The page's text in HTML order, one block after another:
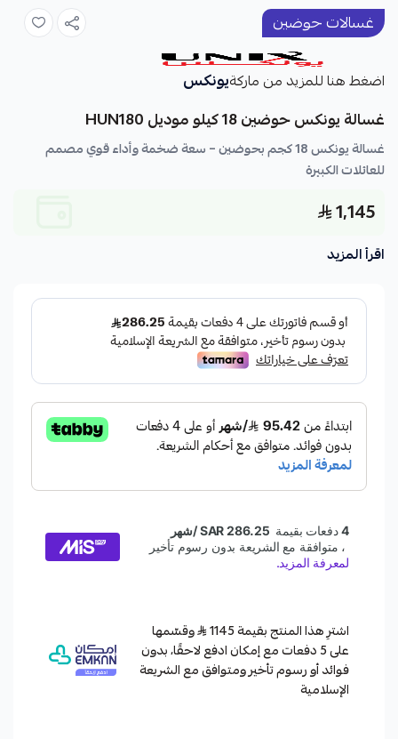
غسالات حوضين
اضغط هنا للمزيد من ماركةيونكس
غسالة يونكس حوضين 18 كيلو موديل HUN180
غسالة يونكس 18 كجم بحوضين – سعة ضخمة وأداء قوي مصمم
للعائلات الكبيرة
1,145
اقرأ المزيد
اشترِ هذا المنتج بقيمة 1145
وقسّمها
على 5 دفعات مع إمكان ادفع لاحقًا، بدون
فوائد أو رسوم تأخير ومتوافق مع الشريعة
الإسلامية